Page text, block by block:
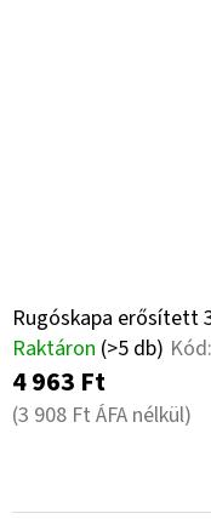
Rugóskapa erősített
Raktáron (>5 db) Kód:
4 963 Ft
(3 908 Ft ÁFA nélkül)